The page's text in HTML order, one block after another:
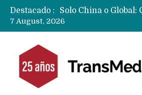
Destacado :
7 August, 2026